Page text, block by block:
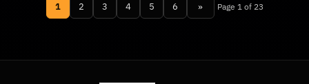
1 2 3 4 5 6 » Page 1 of 23